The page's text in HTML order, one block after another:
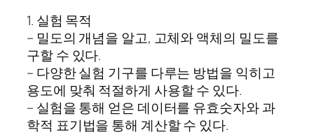
1. 실험 목적
– 밀도의 개념을 알고, 고체와 액체의 밀도를
구할 수 있다.
– 다양한 실험 기구를 다루는 방법을 익히고
용도에 맞춰 적절하게 사용할 수 있다.
– 실험을 통해 얻은 데이터를 유효숫자와 과
학적 표기법을 통해 계산할 수 있다.